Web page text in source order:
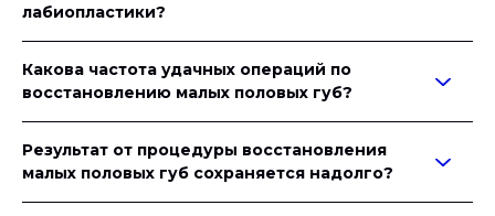
лабиопластики?
Какова частота удачных операций по
восстановлению малых половых губ?
Результат от процедуры восстановления
малых половых губ сохраняется надолго?